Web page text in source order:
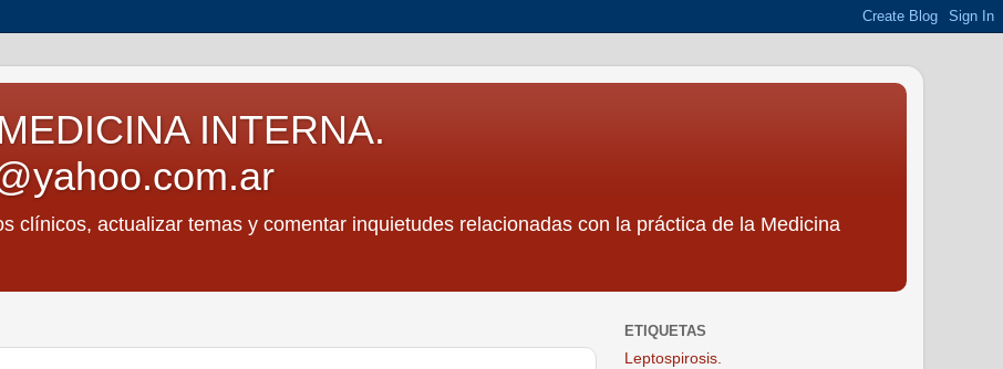
INTERNA.
clínicos, actualizar temas y comentar inquietudes relacionadas con la práctica de la Medicina
ETIQUETAS
Leptospirosis.